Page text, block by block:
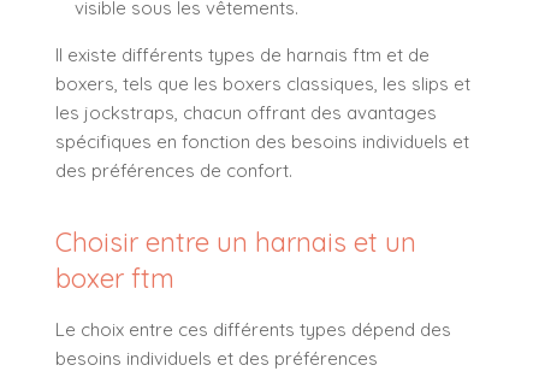
visible sous les vêtements.
Il existe différents types de harnais ftm et de
boxers, tels que les boxers classiques, les slips et
les jockstraps, chacun offrant des avantages
spécifiques en fonction des besoins individuels et
des préférences de confort.
Choisir entre un harnais et un
boxer ftm
Le choix entre ces différents types dépend des
besoins individuels et des préférences